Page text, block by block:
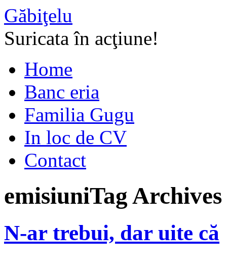
Găbiţelu
Suricata în acţiune!
Home
Banc eria
Familia Gugu
In loc de CV
Contact
emisiuniTag Archives
N-ar trebui, dar uite că